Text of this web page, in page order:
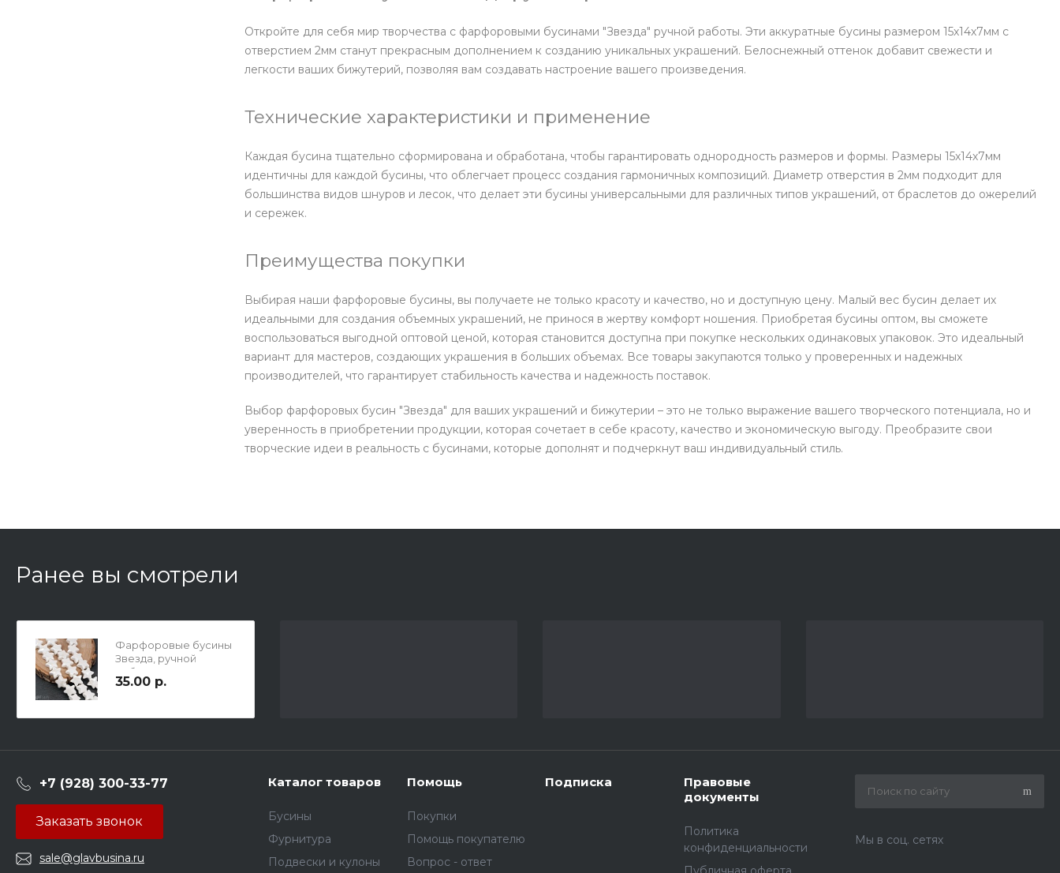
Откройте для себя мир творчества с фарфоровыми бусинами "Звезда" ручной работы. Эти аккуратные бусины размером 15х14х7мм с
отверстием 2мм станут прекрасным дополнением к созданию уникальных украшений. Белоснежный оттенок добавит свежести и
легкости ваших бижутерий, позволяя вам создавать настроение вашего произведения.
Технические характеристики и применение
Каждая бусина тщательно сформирована и обработана, чтобы гарантировать однородность размеров и формы. Размеры 15х14х7мм
идентичны для каждой бусины, что облегчает процесс создания гармоничных композиций. Диаметр отверстия в 2мм подходит для
большинства видов шнуров и лесок, что делает эти бусины универсальными для различных типов украшений, от браслетов до ожерелий
и сережек.
Преимущества покупки
Выбирая наши фарфоровые бусины, вы получаете не только красоту и качество, но и доступную цену. Малый вес бусин делает их
идеальными для создания объемных украшений, не принося в жертву комфорт ношения. Приобретая бусины оптом, вы сможете
воспользоваться выгодной оптовой ценой, которая становится доступна при покупке нескольких одинаковых упаковок. Это идеальный
вариант для мастеров, создающих украшения в больших объемах. Все товары закупаются только у проверенных и надежных
производителей, что гарантирует стабильность качества и надежность поставок.
Выбор фарфоровых бусин "Звезда" для ваших украшений и бижутерии – это не только выражение вашего творческого потенциала, но и
уверенность в приобретении продукции, которая сочетает в себе красоту, качество и экономическую выгоду. Преобразите свои
творческие идеи в реальность с бусинами, которые дополнят и подчеркнут ваш индивидуальный стиль.
Ранее вы смотрели
Фарфоровые бусины
Звезда, ручной
работы, р-р 15х14х7мм,
отв-е 2мм, белые.
35.00 р.
+7 (928) 300-33-77
Заказать звонок
sale@glavbusina.ru
Каталог товаров
Бусины
Фурнитура
Подвески и кулоны
Помощь
Покупки
Помощь покупателю
Вопрос - ответ
Подписка
Правовые
документы
Политика
конфиденциальности
Мы в соц. сетях